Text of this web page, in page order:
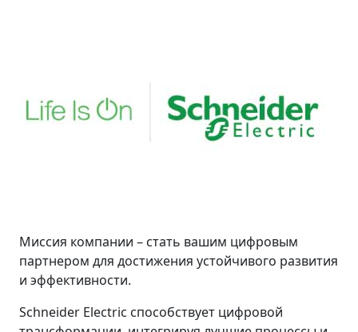
Миссия компании – стать вашим цифровым
партнером для достижения устойчивого развития
и эффективности.
Schneider Electric способствует цифровой